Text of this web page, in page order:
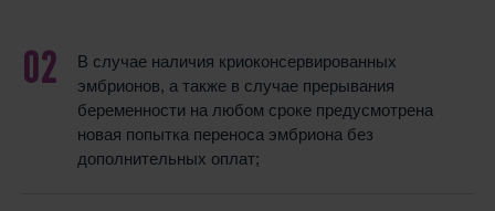
В случае наличия криоконсервированных
эмбрионов, а также в случае прерывания
беременности на любом сроке предусмотрена
новая попытка переноса эмбриона без
дополнительных оплат;